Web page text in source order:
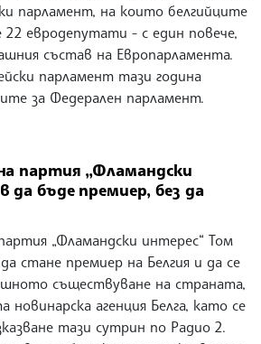
парламент, на които белгийците
евродепутати - с един повече,
състав на Европарламента.
парламент тази година
за Федерален парламент.
партия „Фламандски
да бъде премиер, без да
„Фламандски интерес“ Том
стане премиер на Белгия и да се
съществуване на страната,
новинарска агенция Белга, като се
тази сутрин по Радио 2.